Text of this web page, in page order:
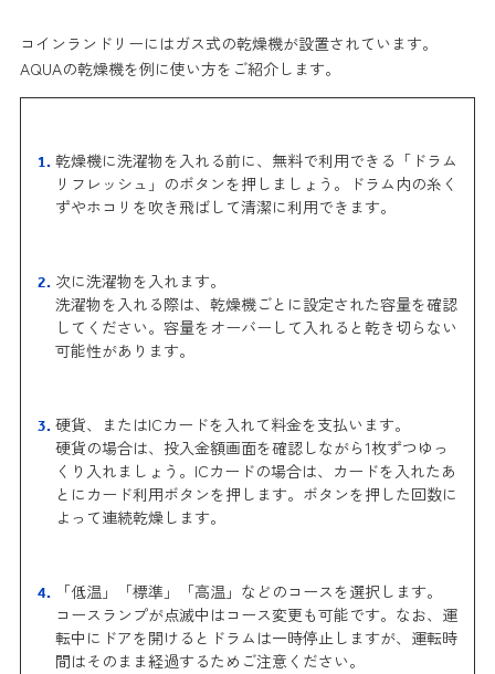
コインランドリーにはガス式の乾燥機が設置されています。
AQUAの乾燥機を例に使い方をご紹介します。
乾燥機に洗濯物を入れる前に、無料で利用できる「ドラム
リフレッシュ」のボタンを押しましょう。ドラム内の糸く
ずやホコリを吹き飛ばして清潔に利用できます。
次に洗濯物を入れます。
洗濯物を入れる際は、乾燥機ごとに設定された容量を確認
してください。容量をオーバーして入れると乾き切らない
可能性があります。
硬貨、またはICカードを入れて料金を支払います。
硬貨の場合は、投入金額画面を確認しながら1枚ずつゆっ
くり入れましょう。ICカードの場合は、カードを入れたあ
とにカード利用ボタンを押します。ボタンを押した回数に
よって連続乾燥します。
「低温」「標準」「高温」などのコースを選択します。
コースランプが点滅中はコース変更も可能です。なお、運
転中にドアを開けるとドラムは一時停止しますが、運転時
間はそのまま経過するためご注意ください。